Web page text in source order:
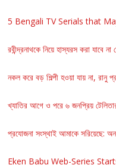
5 Bengali TV Serials that
রবীন্দ্রনাথকে নিয়ে হাস্যরস করা যাবে
নকল করে বড় শিল্পী হওয়া যায় না, রানু
খ্যাতির আগে ও পরে ৬ জনপ্রিয়
প্রযোজনা সংস্থাই আমাকে সরিয়েছে:
Eken Babu Web-Series